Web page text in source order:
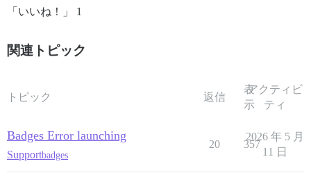
「いいね！」 1
関連トピック
トピック 返信
表
示
アクティビ
ティ
Badges Error launching
Supportbadges
20 357
2026 年 5 月
11 日